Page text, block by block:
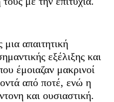
απαιτητική
εξέλιξης και
έμοιαζαν μακρινοί
από ποτέ, ενώ η
και ουσιαστική.